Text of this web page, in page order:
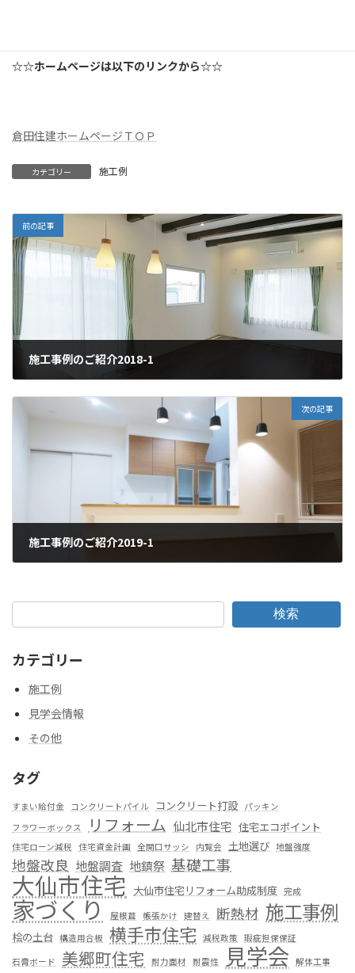
☆☆ホームページは以下のリンクから☆☆
倉田住建ホームページＴＯＰ
カテゴリー 施工例
前の記事
施工事例のご紹介2018-1
次の記事
施工事例のご紹介2019-1
検索
カテゴリー
施工例
見学会情報
その他
タグ
すまい給付金 コンクリートパイル コンクリート打設 パッキン
フラワーボックス
リフォーム 仙北市住宅 住宅エコポイント
住宅ローン減税 住宅資金計画 全開口サッシ 内覧会 土地選び 地盤強度
地盤改良 地盤調査 地鎮祭 基礎工事
大仙市住宅 大仙市住宅リフォーム助成制度 完成
家づくり 屋根葺 帳張かけ 建替え 断熱材 施工事例
桧の土台 構造用合板 横手市住宅 減税政策 瑕疵担保保証
石膏ボード
美郷町住宅 耐力面材 耐震性 見学会 解体工事